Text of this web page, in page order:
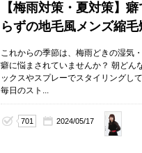
【梅雨対策・夏対策】
らずの地毛風メンズ縮
これからの季節は、梅雨どきの湿気
癖に悩まされていませんか？ 朝どん
ックスやスプレーでスタイリングし
毎日のスト...
701 2024/05/17
山崎
絵莉
菜